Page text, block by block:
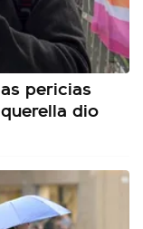
pericias
dio